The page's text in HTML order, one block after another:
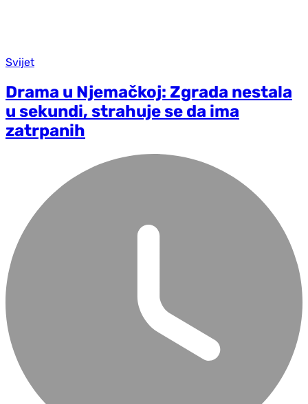
Svijet
Drama u Njemačkoj: Zgrada nestala
u sekundi, strahuje se da ima
zatrpanih